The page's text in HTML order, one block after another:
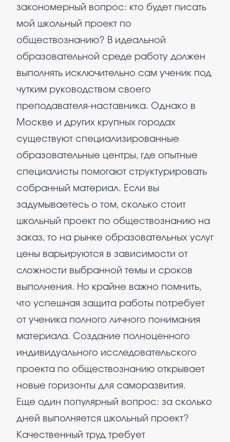
закономерный вопрос: кто будет писать
мой школьный проект по
обществознанию? В идеальной
образовательной среде работу должен
выполнять исключительно сам ученик под
чутким руководством своего
преподавателя-наставника. Однако в
Москве и других крупных городах
существуют специализированные
образовательные центры, где опытные
специалисты помогают структурировать
собранный материал. Если вы
задумываетесь о том, сколько стоит
школьный проект по обществознанию на
заказ, то на рынке образовательных услуг
цены варьируются в зависимости от
сложности выбранной темы и сроков
выполнения. Но крайне важно помнить,
что успешная защита работы потребует
от ученика полного личного понимания
материала. Создание полноценного
индивидуального исследовательского
проекта по обществознанию открывает
новые горизонты для саморазвития.
Еще один популярный вопрос: за сколько
дней выполняется школьный проект?
Качественный труд требует